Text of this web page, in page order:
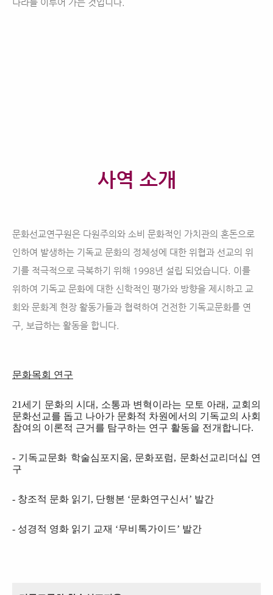
나라를 이루어 가는 것입니다.
사역 소개
문화선교연구원은 다원주의와 소비 문화적인 가치관의 혼돈으로
인하여 발생하는 기독교 문화의 정체성에 대한 위협과 선교의 위
기를 적극적으로 극복하기 위해 1998년 설립 되었습니다. 이를
위하여 기독교 문화에 대한 신학적인 평가와 방향을 제시하고 교
회와 문화계 현장 활동가들과 협력하여 건전한 기독교문화를 연
구, 보급하는 활동을 합니다.
문화목회 연구
21세기 문화의 시대 , 소통과 변혁이라는 모토 아래 , 교회의
문화선교를 돕고 나아가 문화적 차원에서의 기독교의 사회
참여의 이론적 근거를 탐구하는 연구 활동을 전개합니다.
- 기독교문화 학술심포지움, 문화포럼, 문화선교리더십 연
구
- 창조적 문화 읽기 , 단행본 ‘문화연구신서 ’ 발간
- 성경적 영화 읽기 교재 ‘무비톡가이드’ 발간